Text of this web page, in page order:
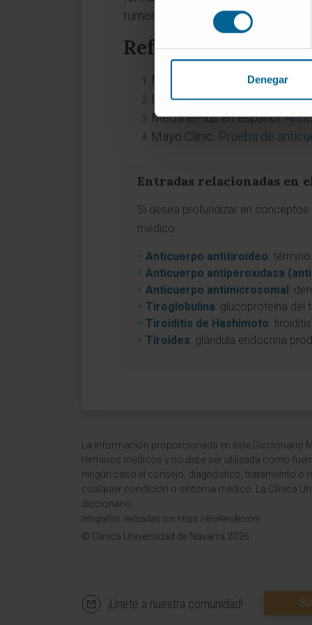
consentimiento
Denegar
tumoral.
Referencias
MedlinePlus en español.
Lab Tests Online ES.
MedlinePlus en español.
Mayo Clinic. Prueba de
Entradas relacionadas en
Si desea profundizar en
médico:
Anticuerpo antitiroideo:
Anticuerpo antiperoxidasa
Anticuerpo antimicrosomal:
Tiroglobulina: glucoproteína del
Tiroiditis de Hashimoto:
Tiroides: glándula endocrina
La información proporcionada en este Diccionario
términos médicos y no debe ser utilizada como
ningún caso el consejo, diagnóstico, tratamiento o
cualquier condición o síntoma médico. La Clínica
diccionario.
Infografías realizadas con https://BioRender.com
© Clínica Universidad de Navarra 2026
¡Únete a nuestra comunidad!